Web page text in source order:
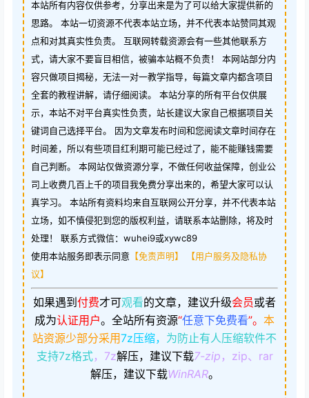
本站所有内容仅供参考，分享出来是为了可以给大家提供新的
思路。 本站一切资源不代表本站立场，并不代表本站赞同其观
点和对其真实性负责。 互联网转载资源会有一些其他联系方
式，请大家不要盲目相信，被骗本站概不负责！ 本网站部分内
容只做项目揭秘，无法一对一教学指导，每篇文章内都含项目
全套的教程讲解，请仔细阅读。 本站分享的所有平台仅供展
示，本站不对平台真实性负责，站长建议大家自己根据项目关
键词自己选择平台。 因为文章发布时间和您阅读文章时间存在
时间差，所以有些项目红利期可能已经过了，能不能赚钱需要
自己判断。 本网站仅做资源分享，不做任何收益保障，创业公
司上收费几百上千的项目我免费分享出来的，希望大家可以认
真学习。 本站所有资料均来自互联网公开分享，并不代表本站
立场，如不慎侵犯到您的版权利益，请联系本站删除，将及时
处理！ 联系方式微信：wuhei9或xywc89
使用本站服务即表示同意 【免责声明】
【用户服务及隐私协
议】
如果遇到 付费才可观看的文章，建议升级会员或者
成为认证用户。 全站所有资源“任意下免费看”。 本
站资源少部分采用7z压缩， 为防止有人压缩软件不
支持7z格式，7z解压，建议下载7-zip ，zip、rar
解压，建议下载WinRAR。